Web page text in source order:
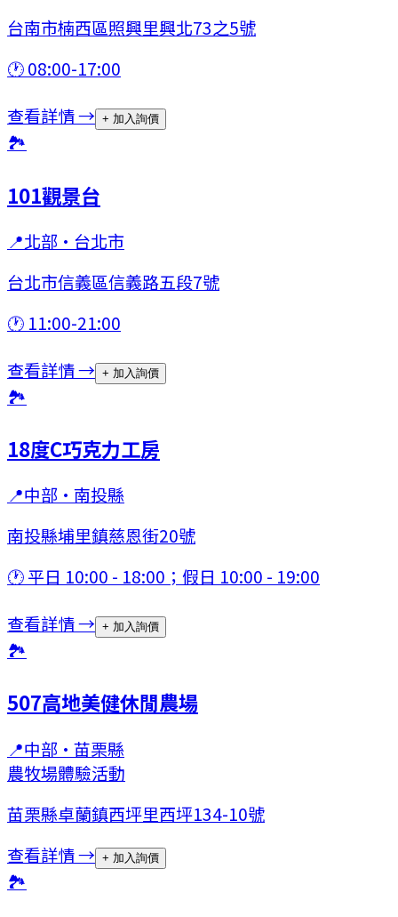
台南市楠西區照興里興北73之5號
🕐08:00-17:00
查看詳情 → + 加入詢價
🏞
101觀景台
📍北部 · 台北市
台北市信義區信義路五段7號
🕐 11:00-21:00
查看詳情 → + 加入詢價
🏞
18度C巧克力工房
📍中部 · 南投縣
南投縣埔里鎮慈恩街20號
🕐平日 10:00 - 18:00；假日 10:00 - 19:00
查看詳情 → + 加入詢價
🏞
507高地美健休閒農場
📍中部 · 苗栗縣
農牧場體驗活動
苗栗縣卓蘭鎮西坪里西坪134-10號
查看詳情 → + 加入詢價
🏞